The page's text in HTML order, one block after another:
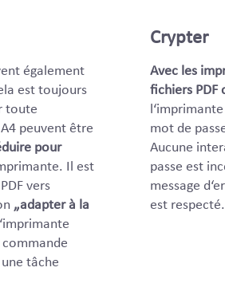
également
est toujours
toute
peuvent être
pour
Il est
vers
„adapter à la
tâche
Crypter
Avec les
fichiers PDF
mot de
Aucune
passe est
message
est respecté.